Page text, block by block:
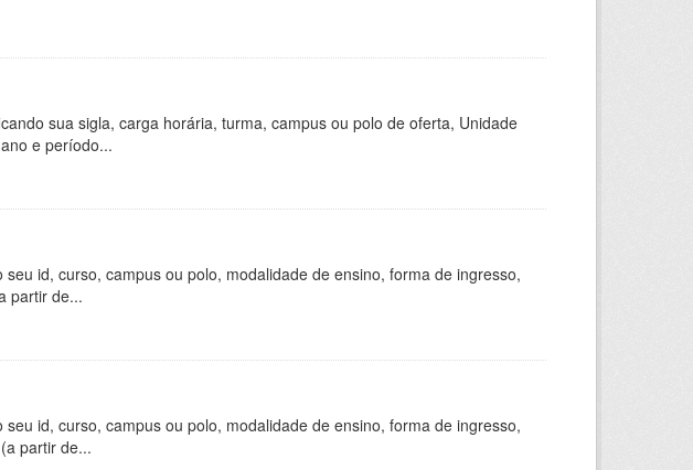
sua sigla, carga horária, turma, campus ou polo de oferta, Unidade
e período...
id, curso, campus ou polo, modalidade de ensino, forma de ingresso,
partir de...
id, curso, campus ou polo, modalidade de ensino, forma de ingresso,
partir de...